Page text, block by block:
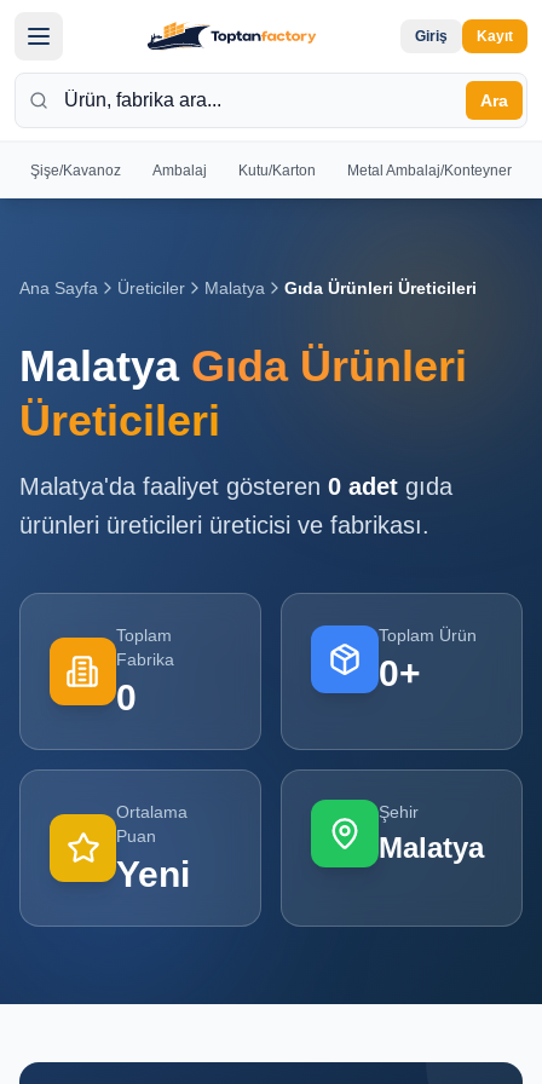
Giriş Kayıt
Ara
Şişe/Kavanoz Ambalaj Kutu/Karton Metal Ambalaj/Konteyner
Giriş yapın
Giriş
Yap
Kayıt
Ol
Sayfa
Tüm
Ürünler
Kampanyalar
POPÜLER
KATEGORILER
Ana Sayfa Üreticiler Malatya Gıda Ürünleri Üreticileri
Malatya Gıda Ürünleri
Üreticileri
Malatya'da faaliyet gösteren 0 adet gıda
ürünleri üreticileri üreticisi ve fabrikası.
Toplam
Fabrika
0
Toplam Ürün
0+
Ortalama
Puan
Yeni
Şehir
Malatya